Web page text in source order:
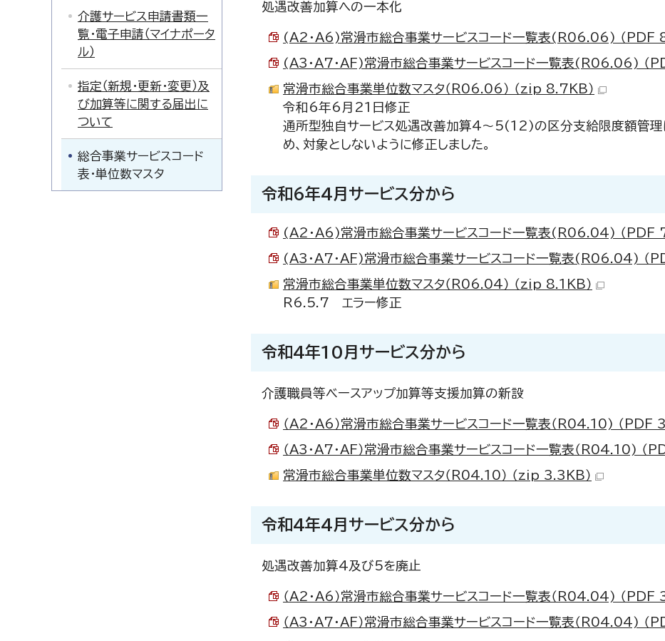
処遇改善加算への一本化
(A2・A6)常滑市総合事業サービスコード一覧表(R06.06) （PDF
(A3・A7・AF)常滑市総合事業サービスコード一覧表(R06.06) （
常滑市総合事業単位数マスタ（R06.06） （zip 8.7KB）
令和6年6月21日修正
通所型独自サービス処遇改善加算4～5(12)の区分支給限度額管理
め、対象としないように修正しました。
令和6年4月サービス分から
(A2・A6)常滑市総合事業サービスコード一覧表(R06.04) （PDF
(A3・A7・AF)常滑市総合事業サービスコード一覧表(R06.04) （
常滑市総合事業単位数マスタ（R06.04） （zip 8.1KB）
R6.5.7 エラー修正
令和4年10月サービス分から
介護職員等ベースアップ加算等支援加算の新設
（A2・A6）常滑市総合事業サービスコード一覧表（R04.10) （PDF
（A3・A7・AF）常滑市総合事業サービスコード一覧表（R04.10) （
常滑市総合事業単位数マスタ（R04.10） （zip 3.3KB）
令和4年4月サービス分から
処遇改善加算4及び5を廃止
（A2・A6）常滑市総合事業サービスコード一覧表（R04.04) （PDF
（A3・A7・AF）常滑市総合事業サービスコード一覧表（R04.04) （
介護サービス申請書類一
覧・電子申請（マイナポータ
ル）
指定（新規・更新・変更）及
び加算等に関する届出に
ついて
総合事業サービスコード
表・単位数マスタ